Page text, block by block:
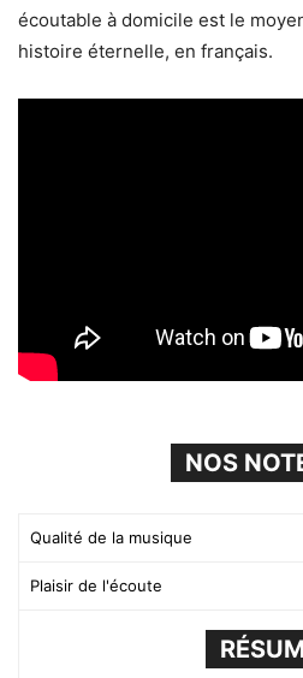
écoutable à domicile est le
histoire éternelle, en français.
NOS
Qualité de la musique
Plaisir de l'écoute